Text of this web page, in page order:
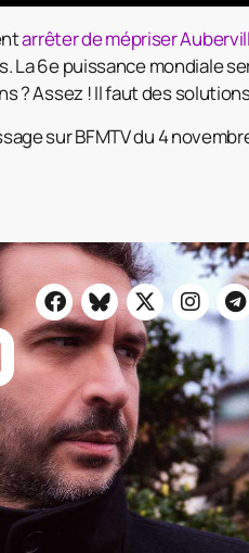
arrêter de mépriser
La 6e puissance mondiale
? Assez ! Il faut des
sur BFMTV du 4